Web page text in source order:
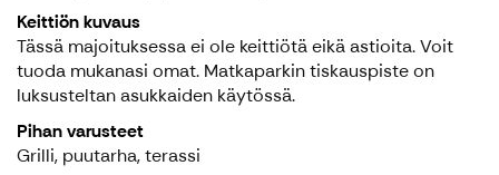
Keittiön kuvaus
Tässä majoituksessa ei ole keittiötä eikä astioita. Voit
tuoda mukanasi omat. Matkaparkin tiskauspiste on
luksusteltan asukkaiden käytössä.
Pihan varusteet
Grilli, puutarha, terassi